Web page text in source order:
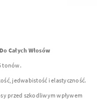
Całych Włosów
tonów.
jedwabistość i elastyczność.
przed szkodliwym wpływem